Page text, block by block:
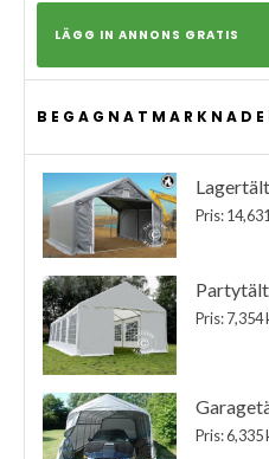
LÄGG IN ANNONS GRATIS
Pris:
Partytält
Pris: 7,354
Pris: 6,335